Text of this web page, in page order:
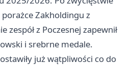
porażce Zakholdingu z
zespół z Poczesnej zapewnił
i srebrne medale.
już wątpliwości co do